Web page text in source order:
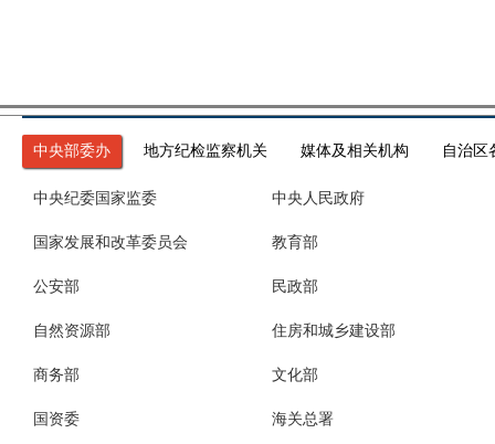
中央部委办 地方纪检监察机关 媒体及相关机构 自治区
中央纪委国家监委 中央人民政府
国家发展和改革委员会 教育部
公安部 民政部
自然资源部 住房和城乡建设部
商务部 文化部
国资委 海关总署